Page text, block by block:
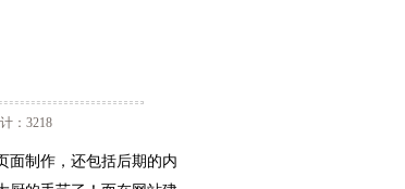
：3218
面制作，还包括后期的内